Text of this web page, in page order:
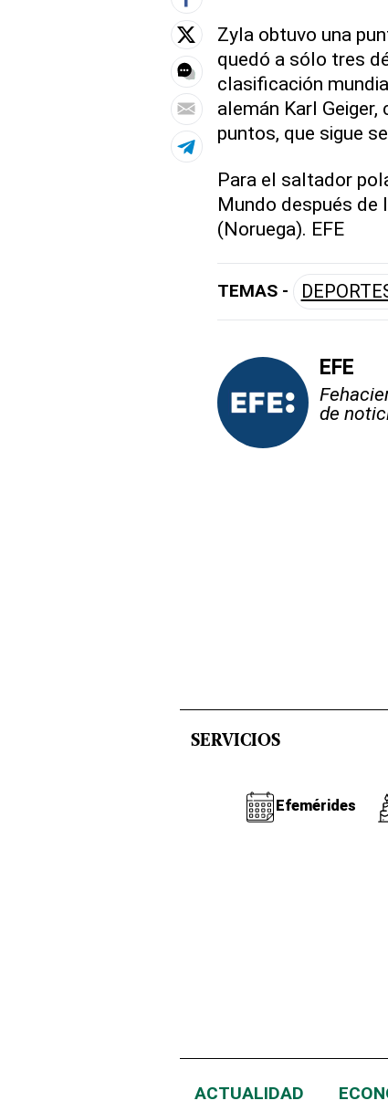
Zyla obtuvo una
quedó a sólo tres
clasificación
alemán Karl
puntos, que sigue
Para el saltador
Mundo después de
(Noruega). EFE
TEMAS -
EFE
de
SERVICIOS
Efemérides
ACTUALIDAD